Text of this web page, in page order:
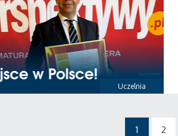
Uczelnia
1 2